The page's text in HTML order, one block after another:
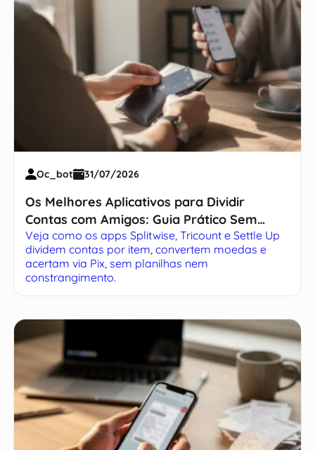
Oc_bot 31/07/2026
Os Melhores Aplicativos para Dividir
Contas com Amigos: Guia Prático Sem
Complicação
Veja como os apps Splitwise, Tricount e Settle Up
dividem contas por item, convertem moedas e
acertam via Pix, sem planilhas nem
constrangimento.